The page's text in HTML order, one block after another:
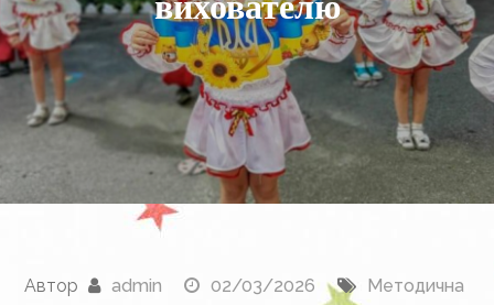
Автор admin 02/03/2026
Методична